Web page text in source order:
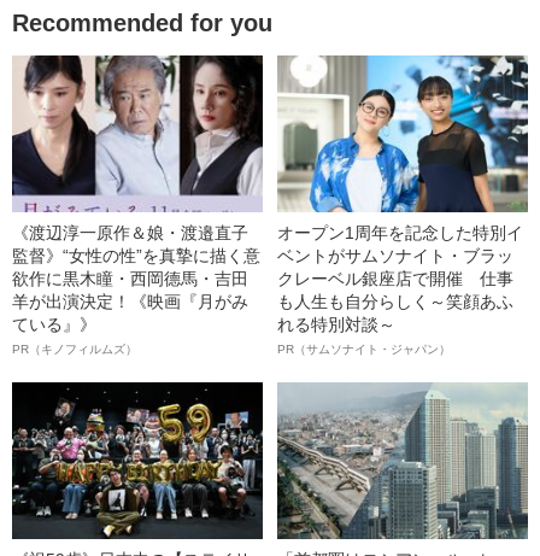
Recommended for you
《渡辺淳一原作＆娘・渡邉直子
監督》“女性の性”を真摯に描く意
欲作に黒木瞳・西岡德馬・吉田
羊が出演決定！《映画『月がみ
ている』》
PR（キノフィルムズ）
オープン1周年を記念した特別イ
ベントがサムソナイト・ブラッ
クレーベル銀座店で開催 仕事
も人生も自分らしく～笑顔あふ
れる特別対談～
PR（サムソナイト・ジャパン）